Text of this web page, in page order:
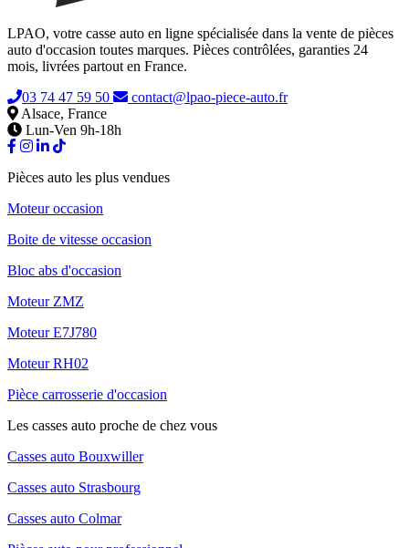
LPAO, votre casse auto en ligne spécialisée dans la vente de pièces
auto d'occasion toutes marques. Pièces contrôlées, garanties 24
mois, livrées partout en France.
03 74 47 59 50
contact@lpao-piece-auto.fr
Alsace, France
Lun-Ven 9h-18h
Pièces auto les plus vendues
Moteur occasion
Boite de vitesse occasion
Bloc abs d'occasion
Moteur ZMZ
Moteur E7J780
Moteur RH02
Pièce carrosserie d'occasion
Les casses auto proche de chez vous
Casses auto Bouxwiller
Casses auto Strasbourg
Casses auto Colmar